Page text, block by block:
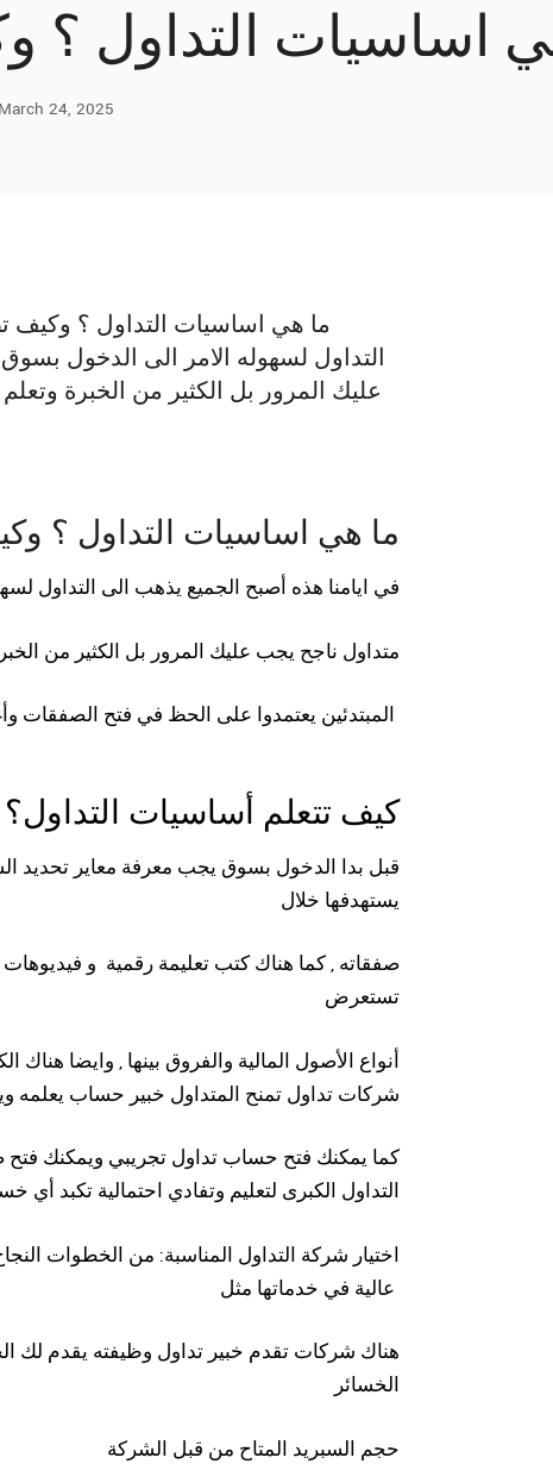
اساسيات التداول ؟
March 24, 2025
ما هي اساسيات التداول ؟ وكيف
التداول لسهوله الامر الى الدخول
عليك المرور بل الكثير من الخبرة
ما هي اساسيات التداول ؟
في ايامنا هذه أصبح الجميع يذهب الى التداول
متداول ناجح يجب عليك المرور بل الكثير من
كيف تتعلم أساسيات التداول؟
قبل بدا الدخول بسوق يجب معرفة معاير تحديد
يستهدفها خلال
صفقاته , كما هناك كتب تعليمة رقمية و
تستعرض
شركات تداول تمنح المتداول خبير حساب يعلمه
كما يمكنك فتح حساب تداول تجريبي ويمكنك
التداول الكبرى لتعليم وتفادي احتمالية تكبد أي
الخسائر
حجم السبريد المتاح من قبل الشركة